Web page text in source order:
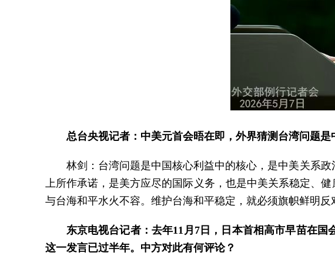
总台央视记者：中美元首会晤在即，外界猜测台湾问题
林剑：台湾问题是中国核心利益中的核心，是中美关系
上所作承诺，是美方应尽的国际义务，也是中美关系稳定、
与台海和平水火不容。维护台海和平稳定，就必须旗帜鲜明反
东京电视台记者：去年11月7日，日本首相高市早苗在国
这一发言已过半年。中方对此有何评论？